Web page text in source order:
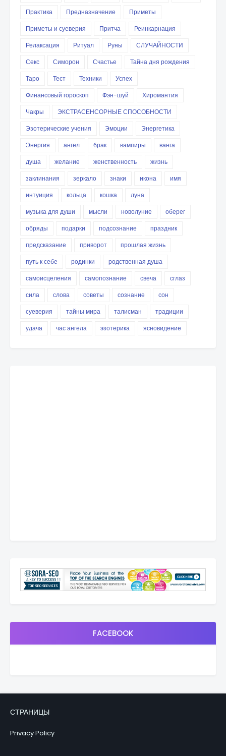
Практика
Предназначение
Приметы
Приметы и суеверия
Притча
Реинкарнация
Релаксация
Ритуал Руны
СЛУЧАЙНОСТИ
Секс
Симорон Счастье
Тайна дня рождения
Таро
Тест Техники
Успех
Финансовый гороскоп
Фэн-шуй
Хиромантия
Чакры
ЭКСТРАСЕНСОРНЫЕ СПОСОБНОСТИ
Эзотерические учения
Эмоции
Энергетика
Энергия
ангел брак вампиры
ванга
душа
желание женственность
жизнь
заклинания
зеркало знаки икона
имя
интуиция
кольца кошка
луна
музыка для души
мысли новолуние
оберег
обряды
подарки подсознание
праздник
предсказание
приворот
прошлая жизнь
путь к себе
родинки
родственная душа
самоисцеления
самопознание свеча
сглаз
сила
слова советы сознание
сон
суеверия
тайны мира талисман
традиции
удача
час ангела эзотерика ясновидение
FACEBOOK
СТРАНИЦЫ
Privacy Policy